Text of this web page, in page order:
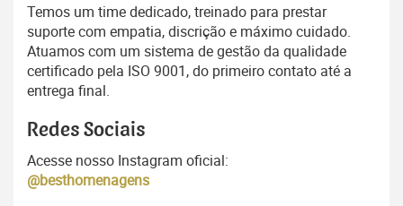
Temos um time dedicado, treinado para prestar
suporte com empatia, discrição e máximo cuidado.
Atuamos com um sistema de gestão da qualidade
certificado pela ISO 9001, do primeiro contato até a
entrega final.
Redes Sociais
Acesse nosso Instagram oficial:
@besthomenagens